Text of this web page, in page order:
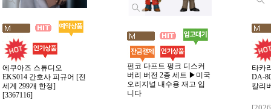
에쿠아즈 스튜디오
EKS014 간호사 피규어 [전
세계 299개 한정]
[3367116]
펀코 다프트 펑크 디스커
버리 버전 2종 세트 ▶미국
오리지널 내수용 재고 입
니다
타카
DA-
칼리